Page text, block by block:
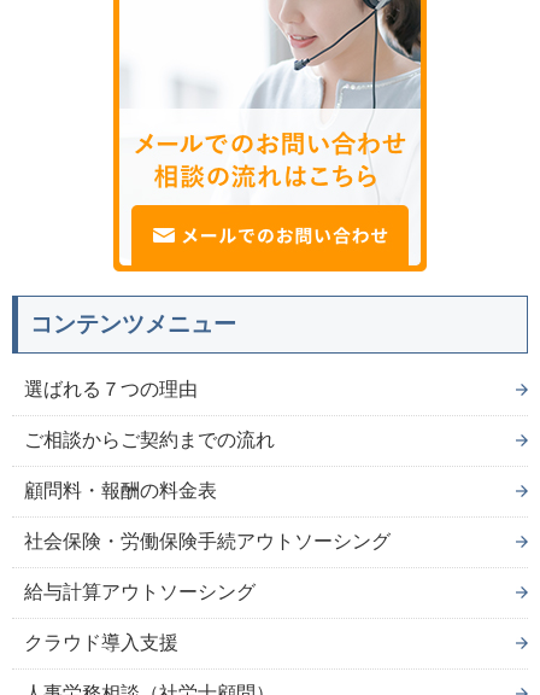
コンテンツメニュー
選ばれる７つの理由
ご相談からご契約までの流れ
顧問料・報酬の料金表
社会保険・労働保険手続アウトソーシング
給与計算アウトソーシング
クラウド導入支援